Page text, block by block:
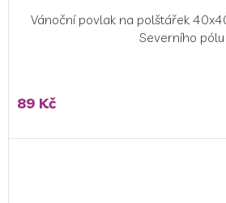
Vánoční povlak na polštářek
Severního pólu
89 Kč